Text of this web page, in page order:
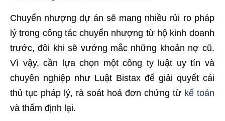
Chuyển nhượng dự án sẽ mang nhiều rủi ro pháp
lý trong công tác chuyển nhượng từ hộ kinh doanh
trước, đôi khi sẽ vướng mắc những khoản nợ cũ.
Vì vậy, cần lựa chọn một công ty luật uy tín và
chuyên nghiệp như Luật Bistax để giải quyết cái
thủ tục pháp lý, rà soát hoá đơn chứng từ kế toán
và thẩm định lại.